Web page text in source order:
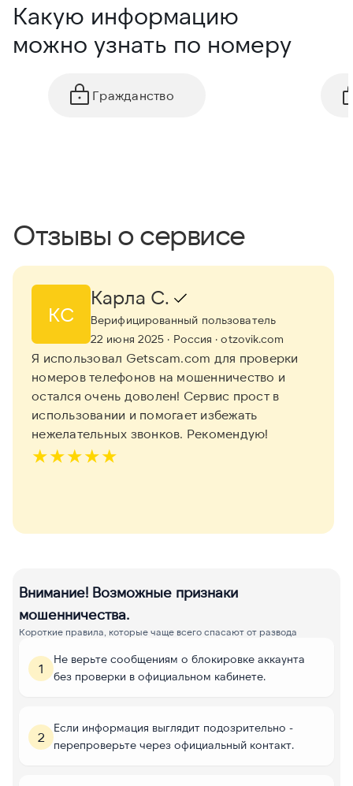
Какую информацию
можно узнать по номеру
Гражданство
Отзывы о сервисе
КС
Карла С.
Верифицированный пользователь
22 июня 2025 · Россия · otzovik.com
Я использовал Getscam.com для проверки
номеров телефонов на мошенничество и
остался очень доволен! Сервис прост в
использовании и помогает избежать
нежелательных звонков. Рекомендую!
★★★★★
Внимание! Возможные признаки
мошенничества.
Короткие правила, которые чаще всего спасают от развода
1
Не верьте сообщениям о блокировке аккаунта
без проверки в официальном кабинете.
2
Если информация выглядит подозрительно -
перепроверьте через официальный контакт.